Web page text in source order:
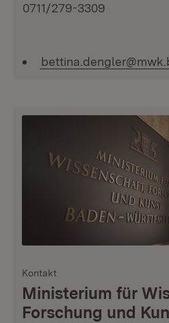
0711/279-3309
Kontakt
Ministerium für
Forschung und